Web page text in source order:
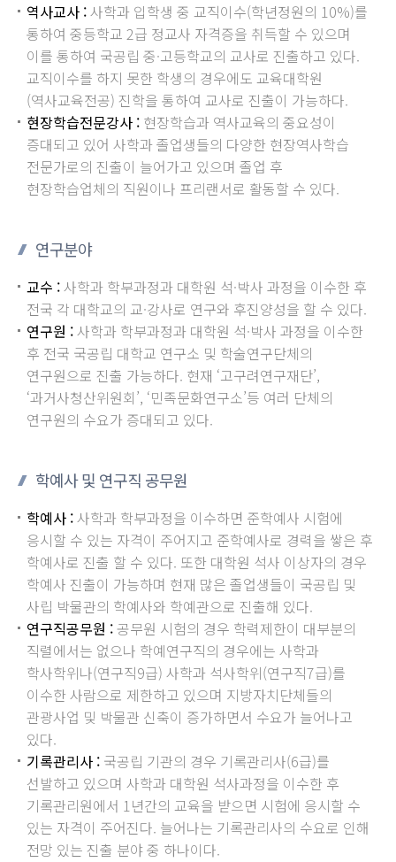
역사교사 :사학과 입학생 중 교직이수(학년정원의 10%)를
통하여 중등학교 2급 정교사 자격증을 취득할 수 있으며
이를 통하여 국공립 중·고등학교의 교사로 진출하고 있다.
교직이수를 하지 못한 학생의 경우에도 교육대학원
(역사교육전공) 진학을 통하여 교사로 진출이 가능하다.
현장학습전문강사 : 현장학습과 역사교육의 중요성이
증대되고 있어 사학과 졸업생들의 다양한 현장역사학습
전문가로의 진출이 늘어가고 있으며 졸업 후
현장학습업체의 직원이나 프리랜서로 활동할 수 있다.
연구분야
교수 :사학과 학부과정과 대학원 석·박사 과정을 이수한 후
전국 각 대학교의 교·강사로 연구와 후진양성을 할 수 있다.
연구원 :사학과 학부과정과 대학원 석·박사 과정을 이수한
후 전국 국공립 대학교 연구소 및 학술연구단체의
연구원으로 진출 가능하다. 현재 ‘고구려연구재단’,
‘과거사청산위원회’, ‘민족문화연구소’등 여러 단체의
연구원의 수요가 증대되고 있다.
학예사 및 연구직 공무원
학예사 :사학과 학부과정을 이수하면 준학예사 시험에
응시할 수 있는 자격이 주어지고 준학예사로 경력을 쌓은 후
학예사로 진출 할 수 있다. 또한 대학원 석사 이상자의 경우
학예사 진출이 가능하며 현재 많은 졸업생들이 국공립 및
사립 박물관의 학예사와 학예관으로 진출해 있다.
연구직공무원 :공무원 시험의 경우 학력제한이 대부분의
직렬에서는 없으나 학예연구직의 경우에는 사학과
학사학위나(연구직9급) 사학과 석사학위(연구직7급)를
이수한 사람으로 제한하고 있으며 지방자치단체들의
관광사업 및 박물관 신축이 증가하면서 수요가 늘어나고
있다.
기록관리사 : 국공립 기관의 경우 기록관리사(6급)를
선발하고 있으며 사학과 대학원 석사과정을 이수한 후
기록관리원에서 1년간의 교육을 받으면 시험에 응시할 수
있는 자격이 주어진다. 늘어나는 기록관리사의 수요로 인해
전망 있는 진출 분야 중 하나이다.